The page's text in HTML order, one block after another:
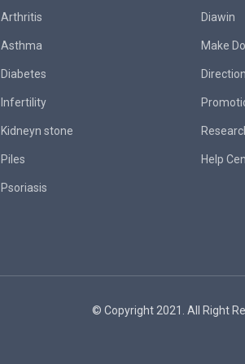
Arthritis
Asthma
Diabetes
Infertility
Kidneyn stone
Piles
Psoriasis
Diawin
Make
Help
© Copyright 2021. All Right